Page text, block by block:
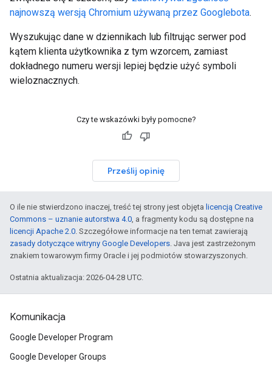
najnowszą wersją Chromium używaną przez Googlebota.
Wyszukując dane w dziennikach lub filtrując serwer pod
kątem klienta użytkownika z tym wzorcem, zamiast
dokładnego numeru wersji lepiej będzie użyć symboli
wieloznacznych.
Czy te wskazówki były pomocne?
Prześlij opinię
O ile nie stwierdzono inaczej, treść tej strony jest objęta licencją Creative
Commons – uznanie autorstwa 4.0, a fragmenty kodu są dostępne na
licencji Apache 2.0. Szczegółowe informacje na ten temat zawierają
zasady dotyczące witryny Google Developers. Java jest zastrzeżonym
znakiem towarowym firmy Oracle i jej podmiotów stowarzyszonych.
Ostatnia aktualizacja: 2026-04-28 UTC.
Komunikacja
Google Developer Program
Google Developer Groups